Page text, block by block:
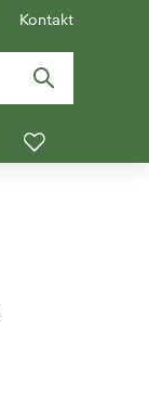
Kontakt